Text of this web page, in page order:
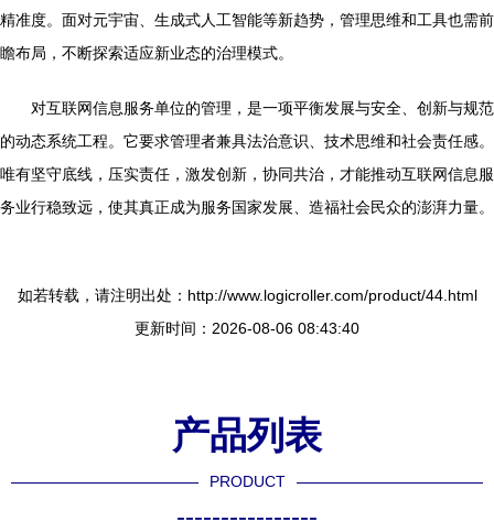
精准度。面对元宇宙、生成式人工智能等新趋势，管理思维和工具也需前
瞻布局，不断探索适应新业态的治理模式。
对互联网信息服务单位的管理，是一项平衡发展与安全、创新与规范
的动态系统工程。它要求管理者兼具法治意识、技术思维和社会责任感。
唯有坚守底线，压实责任，激发创新，协同共治，才能推动互联网信息服
务业行稳致远，使其真正成为服务国家发展、造福社会民众的澎湃力量。
如若转载，请注明出处：http://www.logicroller.com/product/44.html
更新时间：2026-08-06 08:43:40
产品列表
PRODUCT
----------------